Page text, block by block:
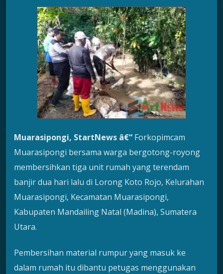
Muarasipongi, StartNews â€“ Forkopimcam
Muarasipongi bersama warga bergotong-royong
membersihkan tiga unit rumah yang terendam
banjir dua hari lalu di Lorong Koto Rojo, Kelurahan
Muarasipongi, Kecamatan Muarasipongi,
Kabupaten Mandailing Natal (Madina), Sumatera
Utara.
Pembersihan material rumpur yang masuk ke
dalam rumah itu dibantu petugas menggunakan